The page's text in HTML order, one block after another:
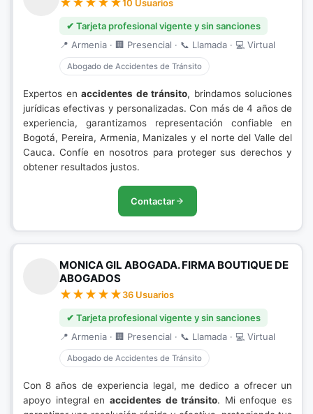
10 Usuarios
✔ Tarjeta profesional vigente y sin sanciones
📍 Armenia · 🏢 Presencial · 📞 Llamada · 💻 Virtual
Abogado de Accidentes de Tránsito
Expertos en accidentes de tránsito, brindamos soluciones
jurídicas efectivas y personalizadas. Con más de 4 años de
experiencia, garantizamos representación confiable en
Bogotá, Pereira, Armenia, Manizales y el norte del Valle del
Cauca. Confíe en nosotros para proteger sus derechos y
obtener resultados justos.
Contactar
MONICA GIL ABOGADA. FIRMA BOUTIQUE DE
ABOGADOS
36 Usuarios
✔ Tarjeta profesional vigente y sin sanciones
📍 Armenia · 🏢 Presencial · 📞 Llamada · 💻 Virtual
Abogado de Accidentes de Tránsito
Con 8 años de experiencia legal, me dedico a ofrecer un
apoyo integral en accidentes de tránsito. Mi enfoque es